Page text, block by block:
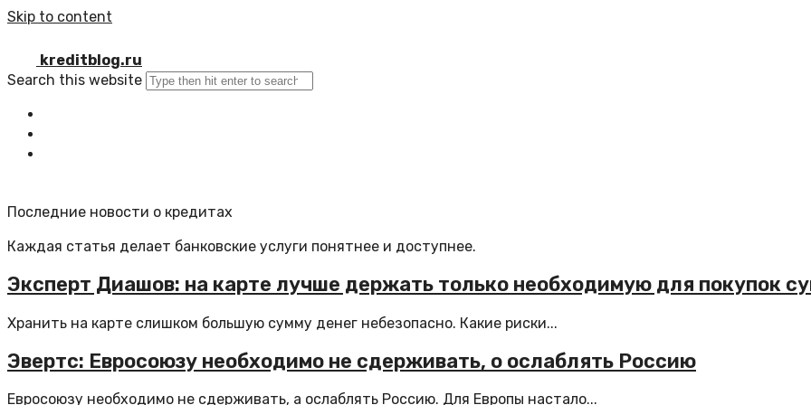
Skip to content
kreditblog.ru
Search this website
Последние новости о кредитах
Каждая статья делает банковские услуги понятнее и доступнее.
Эксперт Диашов: на карте лучше держать только необходимую для покупок
Хранить на карте слишком большую сумму денег небезопасно. Какие риски...
Эвертс: Евросоюзу необходимо не сдерживать, о ослаблять Россию
Евросоюзу необходимо не сдерживать, а ослаблять Россию. Для Европы настало...